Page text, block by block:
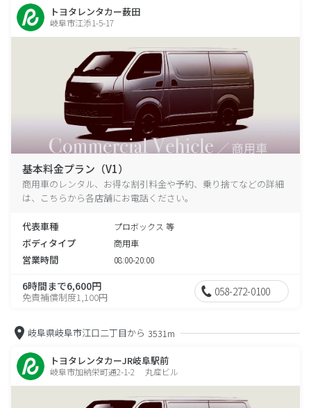
トヨタレンタカー薮田
岐阜市江添1-5-17
基本料金プラン（V1）
商用車のレンタル、お得な割引料金や予約、乗り捨てなどの詳細
は、こちらから各店舗にお電話ください。
代表車種 プロボックス 等
ボディタイプ 商用車
営業時間 08:00-20:00
6時間まで6,600円
免責補償制度1,100円 058-272-0100
岐阜県岐阜市江口二丁目から 3531m
トヨタレンタカーJR岐阜駅前
岐阜市加納栄町通2-1-2 丸産ビル